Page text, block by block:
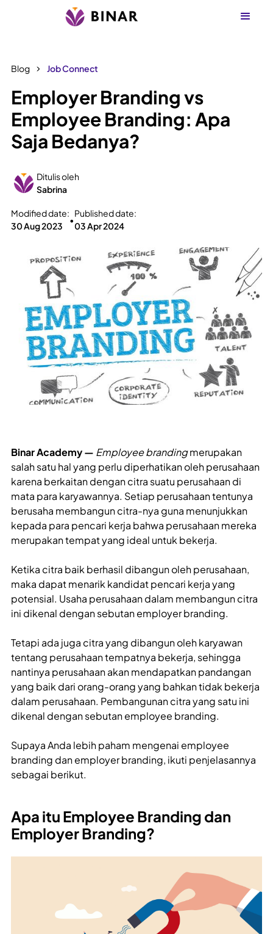
Blog Job Connect
Employer Branding vs
Employee Branding: Apa
Saja Bedanya?
Ditulis oleh
Sabrina
Modified date:
30 Aug 2023
•
Published date:
03 Apr 2024
Binar Academy — Employee brandingmerupakan
salah satu hal yang perlu diperhatikan oleh perusahaan
karena berkaitan dengan citra suatu perusahaan di
mata para karyawannya. Setiap perusahaan tentunya
berusaha membangun citra-nya guna menunjukkan
kepada para pencari kerja bahwa perusahaan mereka
merupakan tempat yang ideal untuk bekerja.
Ketika citra baik berhasil dibangun oleh perusahaan,
maka dapat menarik kandidat pencari kerja yang
potensial. Usaha perusahaan dalam membangun citra
ini dikenal dengan sebutan employer branding.
Tetapi ada juga citra yang dibangun oleh karyawan
tentang perusahaan tempatnya bekerja, sehingga
nantinya perusahaan akan mendapatkan pandangan
yang baik dari orang-orang yang bahkan tidak bekerja
dalam perusahaan. Pembangunan citra yang satu ini
dikenal dengan sebutan employee branding.
Supaya Anda lebih paham mengenai employee
branding dan employer branding, ikuti penjelasannya
sebagai berikut.
Apa itu Employee Branding dan
Employer Branding?